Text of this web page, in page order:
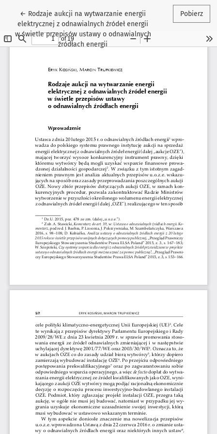
← Wróć do szczegółów artykułu
Rodzaje aukcji na wytwarzanie energii
elektrycznej z odnawialnych źródeł energii
w świetle przepisów ustawy o odnawialnych
źródłach energii
Pobierz